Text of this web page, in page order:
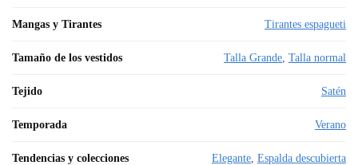
Mangas y Tirantes Tirantes espagueti
Tamaño de los vestidos Talla Grande Talla normal
Tejido Satén
Temporada Verano
Tendencias y colecciones Elegante Espalda descubierta